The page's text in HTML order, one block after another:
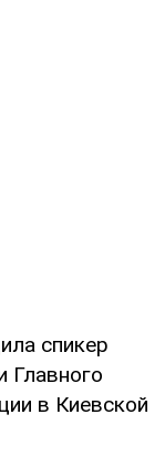
спикер
Главного
в Киевской